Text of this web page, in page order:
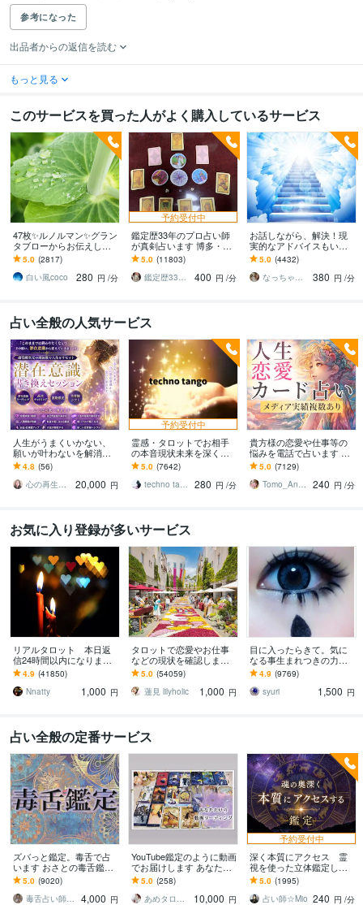
参考になった
出品者からの返信を読む
もっと見る
このサービスを買った人がよく購入しているサービス
47枚✨ルノルマン✨グラン
タブローからお伝えしま
す ☪️恋愛・仕事・人間関
係✨ルノルマン1度試して
みませんか✡️
5.0 (2817)
白い風coco
280 円 /分
予約受付中
鑑定歴33年のプロ占い師
が真剣占います 博多・廓
屋の純血統占い祈願師
雷鳥
5.0 (11803)
鑑定歴33年のプロ占い師 雷鳥
400 円 /分
お話しながら、解決！現
実的なアドバイスもいた
します 生年月日不要。霊
視にて視えたまま、感じ
たままをお伝えします
5.0 (4432)
なっちゃん☆彡
380 円 /分
占い全般の人気サービス
人生がうまくいかない、
願いが叶わないを解消し
ます 現実を変えるために
努力したのに、自力では
もう無理と感じている
4.8 (56)
心の再生セラピスト YASUKO
20,000 円
予約受付中
霊感・タロットでお相手
の本音現状未来を深く視
ます 恋愛・仕事・家族・
人間関係の本質を見抜き
スピード解決へ
5.0 (7642)
techno tango
280 円 /分
貴方様の恋愛や仕事等の
悩みを電話で占います タ
ロットカード、オラクル
カード、ルノルマンカー
ドを使用します
5.0 (7129)
Tomo_Angel7
240 円 /分
お気に入り登録が多いサービス
リアルタロット 本日返
信24時間以内になります
❤︎タイトルをご確認くださ
い❤︎
4.9 (41850)
Nnatty
1,000 円
タロットで恋愛やお仕事
などの現状を確認します
アドバイスもしっかりお
届けしますので安心して
ください♡
5.0 (54059)
蓮見 lilyholic
1,000 円
目に入ったらきて。気に
なる事生まれつきの力で
視ます 視ましょう恋愛や
仕事などこの先など
4.9 (9769)
syuri
1,500 円
占い全般の定番サービス
ズバっと鑑定。毒舌で占
います おさとの毒舌鑑定
です。迷ったらこちらへ※
ぶった切ります
5.0 (9020)
毒舌占い師おさと。
4,000 円
YouTube鑑定のように動画
でお届けします あなたと
お相手の「言葉に出来な
い思い」を読み取り言語
化します
5.0 (258)
あめタロット
10,000 円
予約受付中
深く本質にアクセス 霊
視を使った立体鑑定しま
す 優しさだけで終わらな
い本音を読む鑑定です
5.0 (1995)
占い師☆Mio 240 円 /分